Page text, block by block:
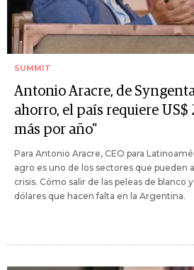
SUMMIT
Antonio Aracre, de
ahorro, el país requiere
más por año"
Para Antonio Aracre, CEO para
agro es uno de los sectores que pueden
crisis. Cómo salir de las peleas de blanco
dólares que hacen falta en la Argentina.